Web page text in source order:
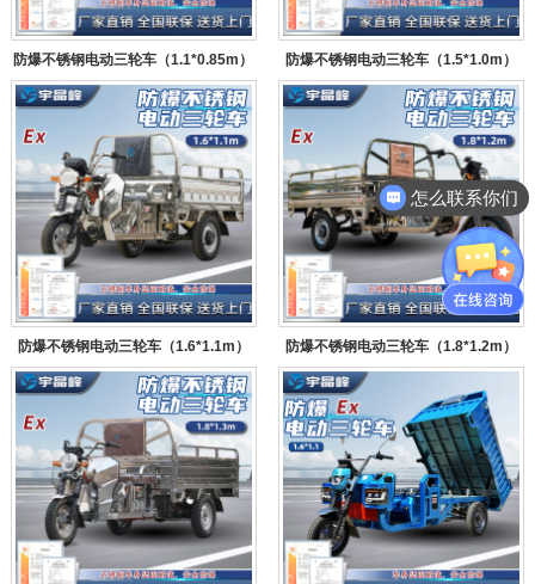
防爆不锈钢电动三轮车（1.1*0.85m） 防爆不锈钢电动三轮车（1.5*1.0m）
防爆不锈钢电动三轮车（1.6*1.1m） 防爆不锈钢电动三轮车（1.8*1.2m）
怎么联系你们